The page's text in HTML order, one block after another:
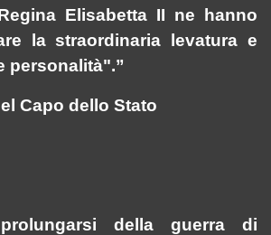
Elisabetta II ne hanno
la straordinaria levatura e
personalità".”
Capo dello Stato
della guerra di